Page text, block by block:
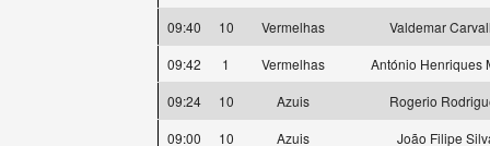
09:40
10 Vermelhas
Valdemar
09:42
1 Vermelhas
António Henriques
09:24
10 Azuis
Rogerio
09:00
10 Azuis
João Filipe